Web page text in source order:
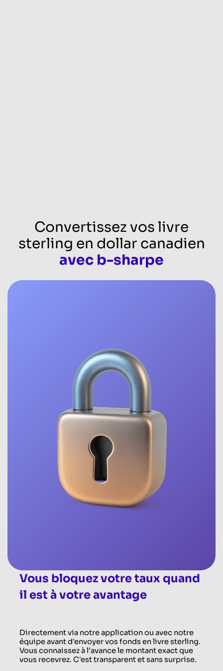
Convertissez vos livre
sterling en dollar canadien
avec b-sharpe
Vous bloquez votre taux quand
il est à votre avantage
Directement via notre application ou avec notre
équipe avant d'envoyer vos fonds en livre sterling.
Vous connaissez à l’avance le montant exact que
vous recevrez. C'est transparent et sans surprise.